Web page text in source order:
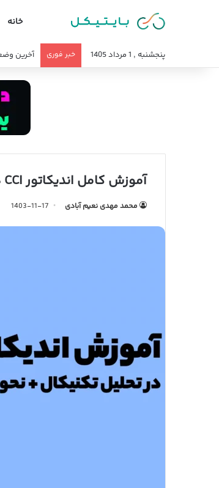
خانه
پنجشنبه , 1 مرداد 1405 خبر فوری آخرین
آموزش کامل اندیکاتور CCI در تحلیل تکنیکال + نحوه سیگنال گیری
محمد مهدی نعیم آبادی 1403-11-17